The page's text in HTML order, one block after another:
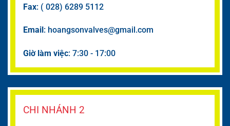
Fax: ( 028) 6289 5112
Email : hoangsonvalves@gmail.com
Giờ làm việc: 7:30 - 17:00
CHI NHÁNH 2